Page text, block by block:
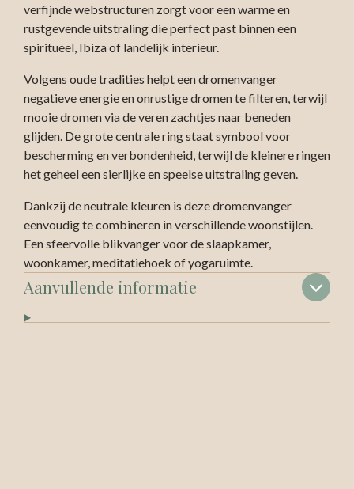
verfijnde webstructuren zorgt voor een warme en
rustgevende uitstraling die perfect past binnen een
spiritueel, Ibiza of landelijk interieur.
Volgens oude tradities helpt een dromenvanger
negatieve energie en onrustige dromen te filteren, terwijl
mooie dromen via de veren zachtjes naar beneden
glijden. De grote centrale ring staat symbool voor
bescherming en verbondenheid, terwijl de kleinere ringen
het geheel een sierlijke en speelse uitstraling geven.
Dankzij de neutrale kleuren is deze dromenvanger
eenvoudig te combineren in verschillende woonstijlen.
Een sfeervolle blikvanger voor de slaapkamer,
woonkamer, meditatiehoek of yogaruimte.
Aanvullende informatie